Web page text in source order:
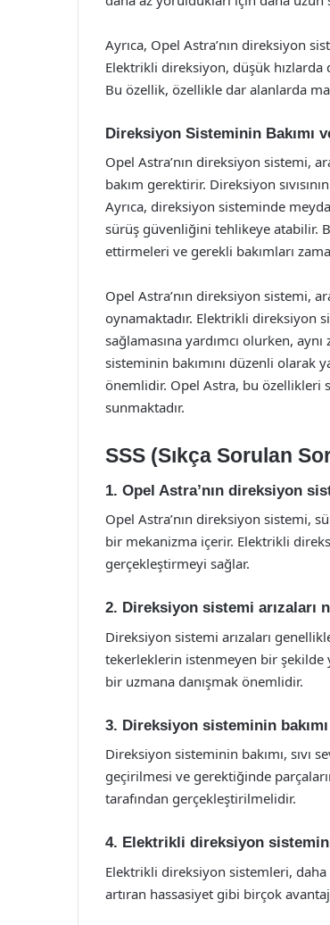
Ayrıca, Opel Astra’nın direksiyon
Elektrikli direksiyon, düşük hızlarda
Bu özellik, özellikle dar alanlarda
Direksiyon Sisteminin Bakımı
Opel Astra’nın direksiyon sistemi,
bakım gerektirir. Direksiyon
Ayrıca, direksiyon sisteminde
sürüş güvenliğini tehlikeye atabilir.
ettirmeleri ve gerekli bakımları
Opel Astra’nın direksiyon sistemi,
oynamaktadır. Elektrikli direksiyon
sağlamasına yardımcı olurken,
sisteminin bakımını düzenli olarak
önemlidir. Opel Astra, bu özellikleri
sunmaktadır.
SSS (Sıkça Sorulan
1. Opel Astra’nın direksiyon
Opel Astra’nın direksiyon sistemi,
bir mekanizma içerir. Elektrikli
gerçekleştirmeyi sağlar.
2. Direksiyon sistemi arızaları
Direksiyon sistemi arızaları
tekerleklerin istenmeyen bir
bir uzmana danışmak önemlidir.
3. Direksiyon sisteminin bakımı
Direksiyon sisteminin bakımı,
geçirilmesi ve gerektiğinde
tarafından gerçekleştirilmelidir.
4. Elektrikli direksiyon
Elektrikli direksiyon sistemleri,
artıran hassasiyet gibi birçok